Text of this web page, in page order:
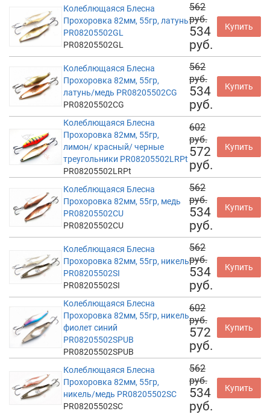
Колеблющаяся Блесна
Прохоровка 82мм, 55гр, латунь
PR08205502GL
PR08205502GL
562
руб.
534
руб.
Купить
Колеблющаяся Блесна
Прохоровка 82мм, 55гр,
латунь/медь PR08205502CG
PR08205502CG
562
руб.
534
руб.
Купить
Колеблющаяся Блесна
Прохоровка 82мм, 55гр,
лимон/ красный/ черные
треугольники PR08205502LRPt
PR08205502LRPt
602
руб.
572
руб.
Купить
Колеблющаяся Блесна
Прохоровка 82мм, 55гр, медь
PR08205502CU
PR08205502CU
562
руб.
534
руб.
Купить
Колеблющаяся Блесна
Прохоровка 82мм, 55гр, никель
PR08205502SI
PR08205502SI
562
руб.
534
руб.
Купить
Колеблющаяся Блесна
Прохоровка 82мм, 55гр, никель
фиолет синий
PR08205502SPUB
PR08205502SPUB
602
руб.
572
руб.
Купить
Колеблющаяся Блесна
Прохоровка 82мм, 55гр,
никель/медь PR08205502SC
PR08205502SC
562
руб.
534
руб.
Купить